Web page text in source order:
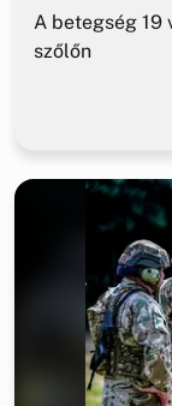
A betegség 19
szőlőn